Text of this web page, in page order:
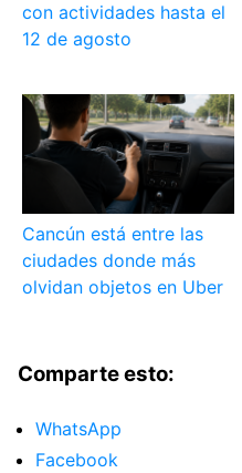
con actividades hasta el
12 de agosto
Cancún está entre las
ciudades donde más
olvidan objetos en Uber
Comparte esto:
WhatsApp
Facebook